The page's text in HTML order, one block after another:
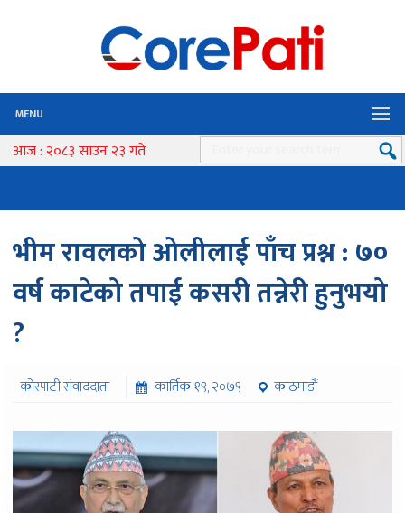
MENU
आज : २०८३ साउन २३ गते
भीम रावलको ओलीलाई पाँच प्रश्न : ७०
वर्ष काटेको तपाई कसरी तन्नेरी हुनुभयो
?
कोरपाटी संवाददाता कार्तिक १९, २०७९
काठमाडौं